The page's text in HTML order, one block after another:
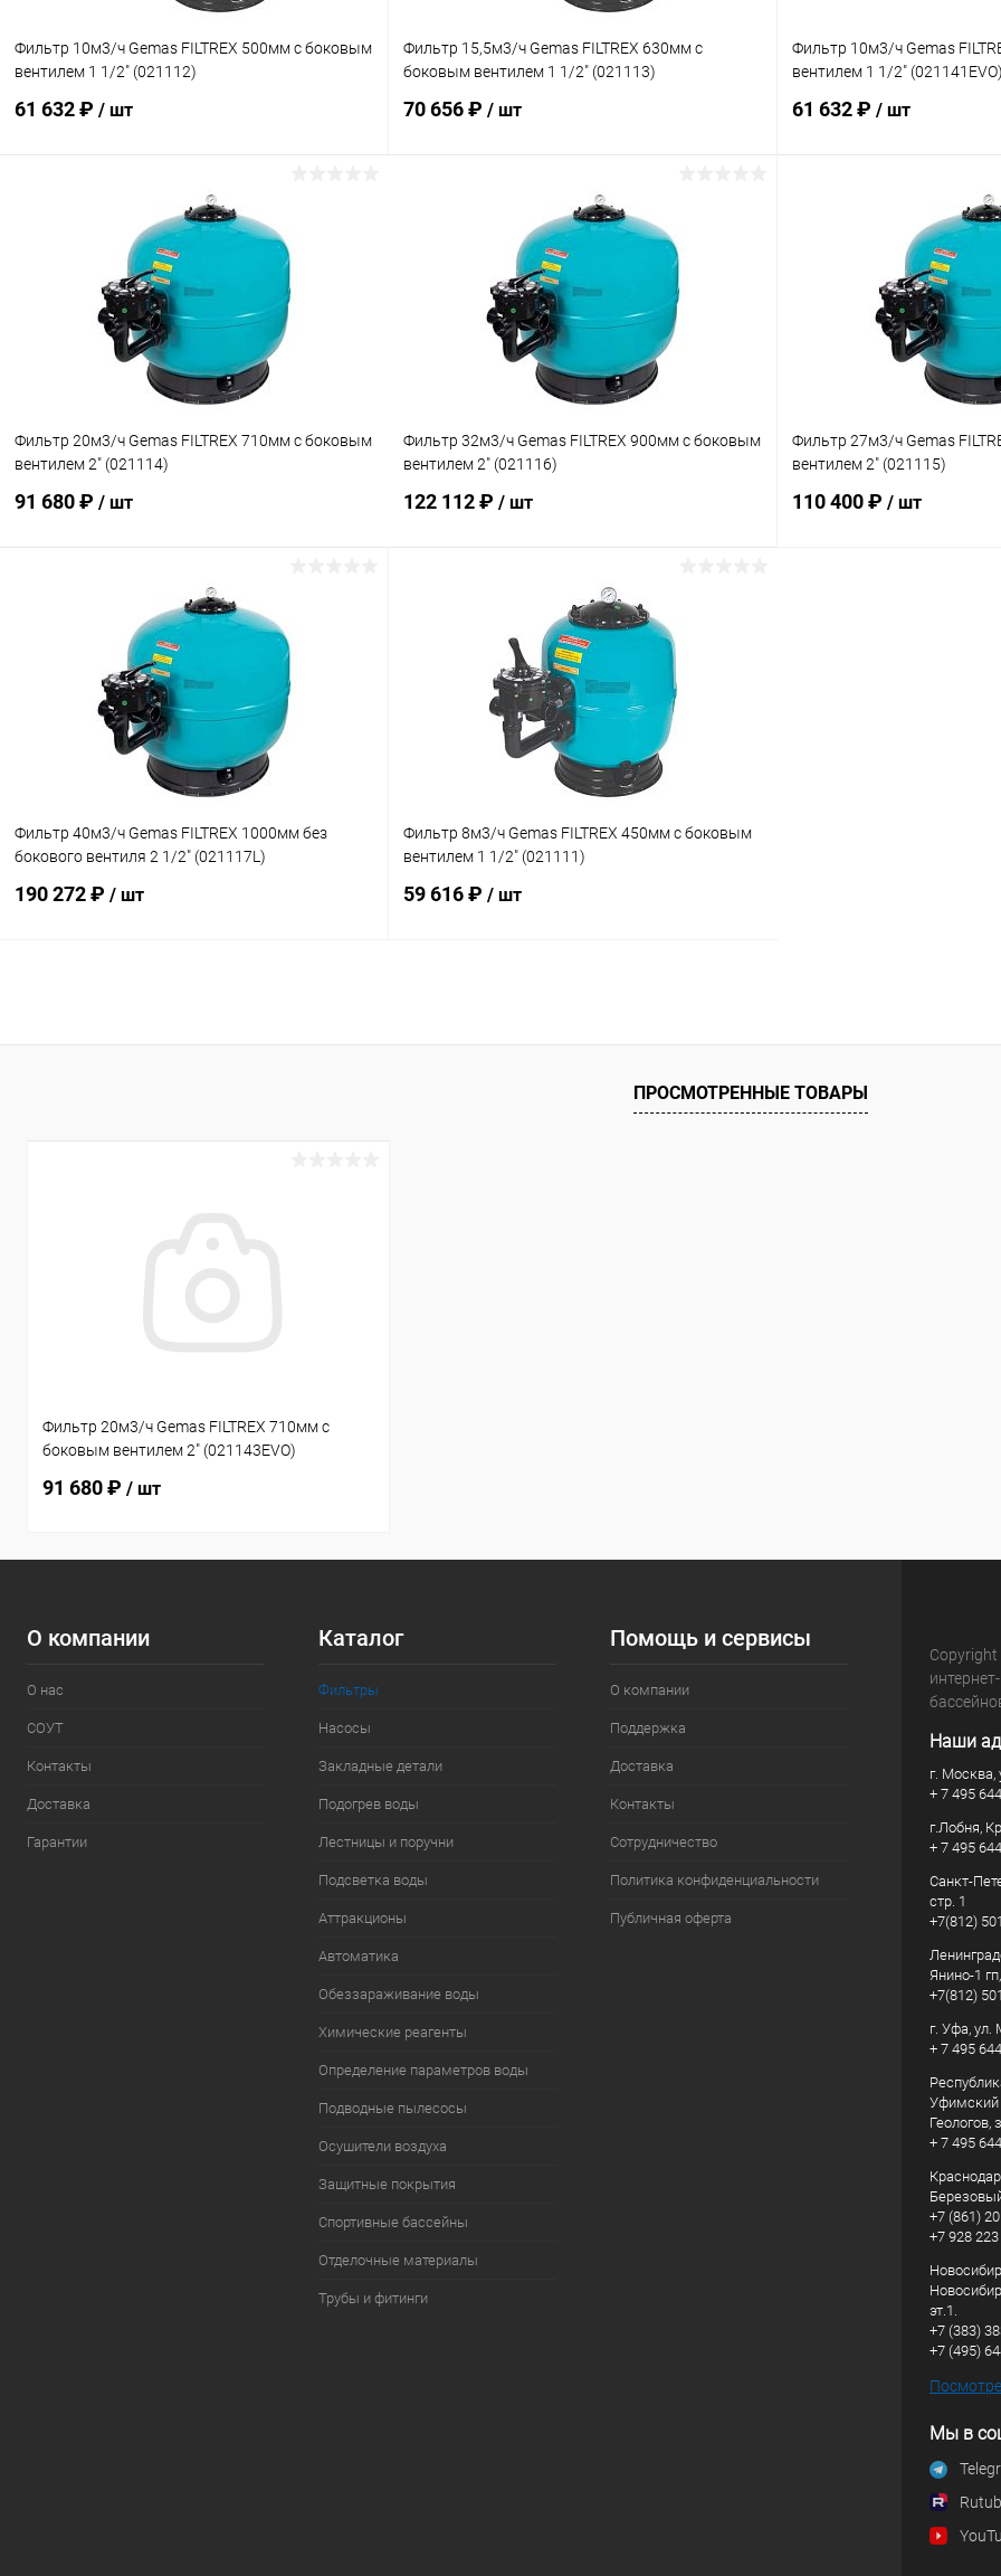
Фильтр 10м3/ч Gemas FILTREX 500мм с боковым
вентилем 1 1/2" (021112)
61 632 ₽ / шт
В корзину
К сравнению В наличии
Фильтр 15,5м3/ч Gemas FILTREX 630мм с
боковым вентилем 1 1/2" (021113)
70 656 ₽ / шт
В корзину
К сравнению В наличии
Фильтр 10м3/ч Gemas
вентилем 1 1/2" (021141EVO)
61 632 ₽ / шт
В
К сравнению
Фильтр 20м3/ч Gemas FILTREX 710мм с боковым
вентилем 2" (021114)
91 680 ₽ / шт
В корзину
К сравнению В наличии
Фильтр 32м3/ч Gemas FILTREX 900мм с боковым
вентилем 2" (021116)
122 112 ₽ / шт
В корзину
К сравнению В наличии
Фильтр 27м3/ч Gemas
вентилем 2" (021115)
110 400 ₽ / шт
Фильтр 40м3/ч Gemas FILTREX 1000мм без
бокового вентиля 2 1/2" (021117L)
190 272 ₽ / шт
В избранное
Фильтр 8м3/ч Gemas FILTREX 450мм с боковым
вентилем 1 1/2" (021111)
59 616 ₽ / шт
В избранное
В наличии
ПРОСМОТРЕННЫЕ ТОВАРЫ
Фильтр 20м3/ч Gemas FILTREX 710мм с
боковым вентилем 2" (021143EVO)
91 680 ₽ / шт
О компании
О нас
СОУТ
Контакты
Доставка
Гарантии
Каталог
Фильтры
Насосы
Закладные детали
Подогрев воды
Лестницы и поручни
Подсветка воды
Аттракционы
Автоматика
Обеззараживание воды
Химические реагенты
Определение параметров воды
Подводные пылесосы
Осушители воздуха
Защитные покрытия
Спортивные бассейны
Отделочные материалы
Трубы и фитинги
Помощь и сервисы
О компании
Поддержка
Доставка
Контакты
Сотрудничество
Политика конфиденциальности
Публичная оферта
Наши
г. Москва,
+ 7 495
г.Лобня,
+ 7 495
Санкт-
стр. 1
+7(812)
Янино-1
+7(812)
г. Уфа, ул.
+ 7 495
Уфимский
Геологов,
+ 7 495
+7 (861)
+7 928
эт.1.
+7 (383)
+7 (495)
Мы в